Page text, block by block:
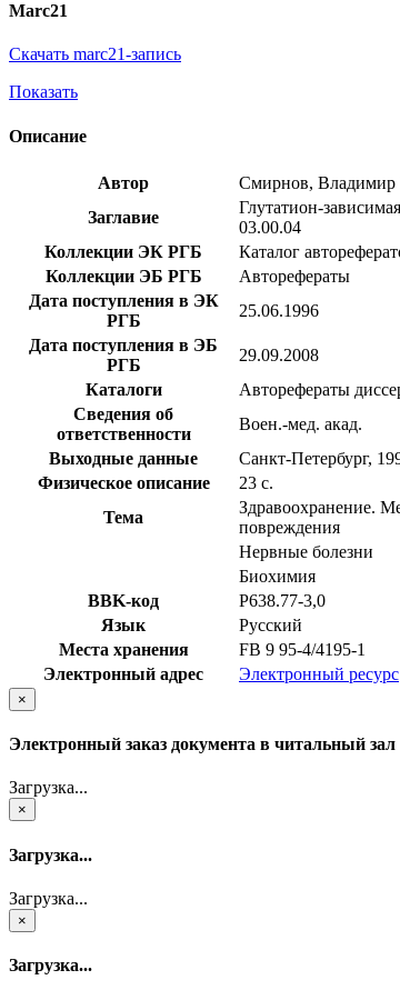
Marc21
Скачать marc21-запись
Показать
Описание
Автор
Смирнов, Владимир
Заглавие
Глутатион-
03.00.04
Коллекции ЭК РГБ
Каталог
Коллекции ЭБ РГБ
Авторефераты
Дата поступления в ЭК
РГБ
25.06.1996
Дата поступления в ЭБ
РГБ
29.09.2008
Каталоги
Авторефераты
Сведения об
ответственности
Воен.-мед. акад.
Выходные данные
Санкт-Петербург,
Физическое описание
23 с.
Тема
Здравоохранение.
повреждения
Нервные болезни
Биохимия
BBK-код
Р638.77-3,0
Язык
Русский
Места хранения
FB 9 95-4/4195-1
Электронный адрес
Электронный ресурс
×
Электронный заказ документа в читальный зал
Загрузка...
×
Загрузка...
Загрузка...
×
Загрузка...